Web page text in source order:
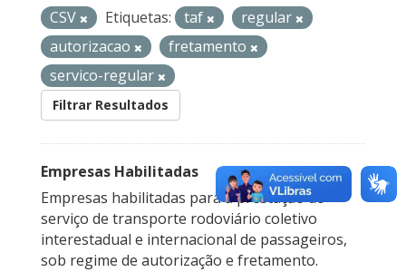
CSV
Etiquetas: taf
regular
autorizacao
fretamento
servico-regular
Filtrar Resultados
Empresas Habilitadas
Empresas habilitadas para a prestação do
serviço de transporte rodoviário coletivo
interestadual e internacional de passageiros,
sob regime de autorização e fretamento.